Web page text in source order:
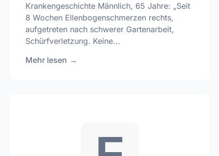
Krankengeschichte Männlich, 65 Jahre: „Seit
8 Wochen Ellenbogenschmerzen rechts,
aufgetreten nach schwerer Gartenarbeit,
Schürfverletzung. Keine...
Mehr lesen →